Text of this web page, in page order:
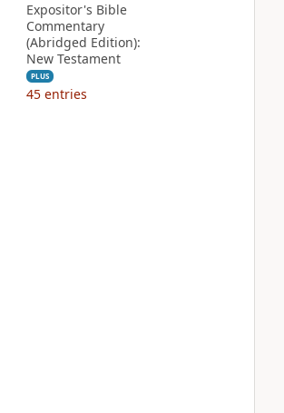
Expositor's Bible
Commentary
(Abridged Edition):
New Testament
PLUS
45 entries